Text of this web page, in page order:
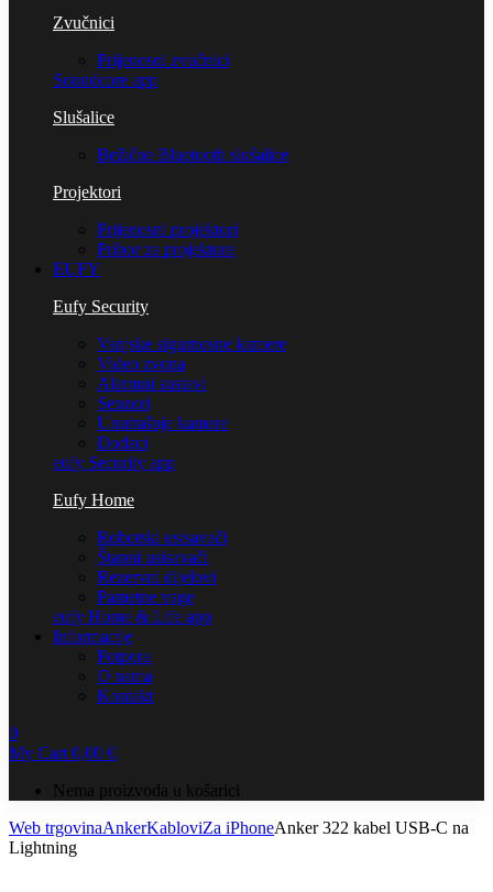
Zvučnici
Prijenosni zvučnici
Soundcore app
Slušalice
Bežične Bluetooth slušalice
Projektori
Prijenosni projektori
Pribor za projektore
EUFY
Eufy Security
Vanjske sigurnosne kamere
Video zvona
Alarmni sustavi
Senzori
Unutrašnje kamere
Dodaci
eufy Security app
Eufy Home
Robotski usisavači
Štapni usisavači
Rezervni dijelovi
Pametne vage
eufy Home & Life app
Informacije
Potpora
O nama
Kontakt
0
My Cart0,00 €
Nema proizvoda u košarici
Web trgovinaAnkerKabloviZa iPhoneAnker 322 kabel USB-C na
Lightning